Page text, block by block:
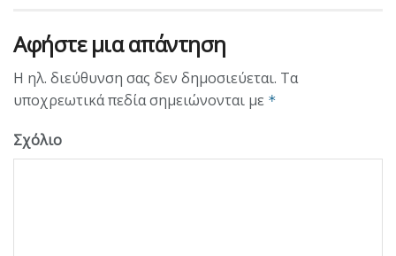
Αφήστε μια απάντηση
Η ηλ. διεύθυνση σας δεν δημοσιεύεται. Τα
υποχρεωτικά πεδία σημειώνονται με *
Σχόλιο